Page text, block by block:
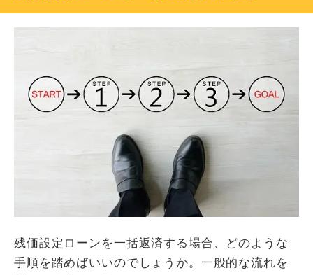
残価設定ローンを一括返済する場合、どのような
手順を踏めばいいのでしょうか。一般的な流れを